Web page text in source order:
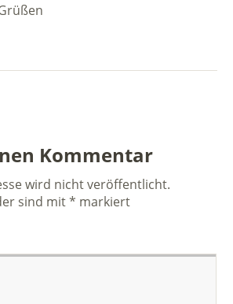
Kommentar
wird nicht veröffentlicht.
sind mit* markiert